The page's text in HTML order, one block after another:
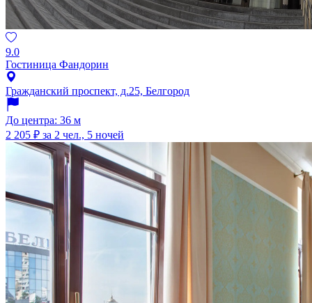
9.0
Гостиница Фандорин
Гражданский проспект, д.25, Белгород
До центра: 36 м
2 205 ₽ за 2 чел., 5 ночей